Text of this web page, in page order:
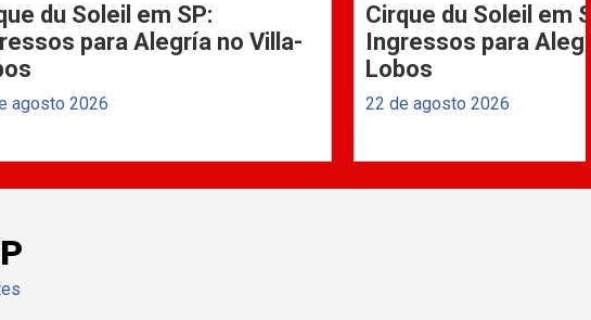
du Soleil em SP:
para Alegría no Villa-
agosto 2026
Cirque du Soleil em
Ingressos para
Lobos
22 de agosto 2026